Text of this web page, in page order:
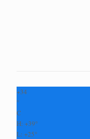
+34
°
C
H: +39°
L: +25°